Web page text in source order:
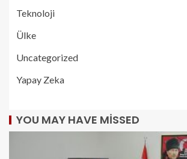
Teknoloji
Ülke
Uncategorized
Yapay Zeka
YOU MAY HAVE MISSED